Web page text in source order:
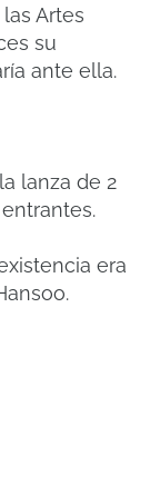
Artes
su
ante ella.
lanza de 2
era